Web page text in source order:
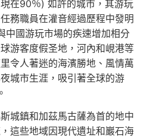
在90％) 如許的城市，其游玩
務職員在灌音經過歷程中發明
中國游玩市場的疾速增加相分
游客度假圣地，河內和峴港等
令人著迷的海濱勝地、風情萬
城市生涯，吸引著全球的游
城鎮和加茲馬古薩為首的地中
這些地域因現代遺址和巖石海